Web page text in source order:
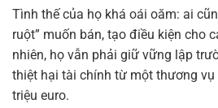
Tình thế của họ khá oái oăm: ai
ruột” muốn bán, tạo điều kiện cho
nhiên, họ vẫn phải giữ vững lập
thiệt hại tài chính từ một thương
triệu euro.